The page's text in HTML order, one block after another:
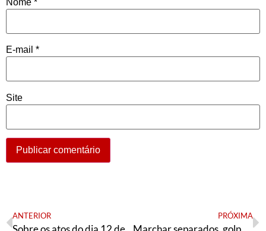
E-mail *
Site
ANTERIOR PRÓXIMA